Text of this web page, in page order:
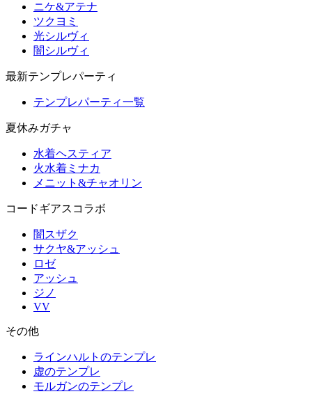
ニケ&アテナ
ツクヨミ
光シルヴィ
闇シルヴィ
最新テンプレパーティ
テンプレパーティ一覧
夏休みガチャ
水着ヘスティア
火水着ミナカ
メニット&チャオリン
コードギアスコラボ
闇スザク
サクヤ&アッシュ
ロゼ
アッシュ
ジノ
VV
その他
ラインハルトのテンプレ
虚のテンプレ
モルガンのテンプレ